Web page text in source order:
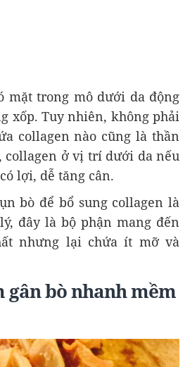
mặt trong mô dưới da động
xốp. Tuy nhiên, không phải
collagen nào cũng là thần
collagen ở vị trí dưới da nếu
lợi, dễ tăng cân.
bò để bổ sung collagen là
đây là bộ phận mang đến
nhưng lại chứa ít mỡ và
gân bò nhanh mềm